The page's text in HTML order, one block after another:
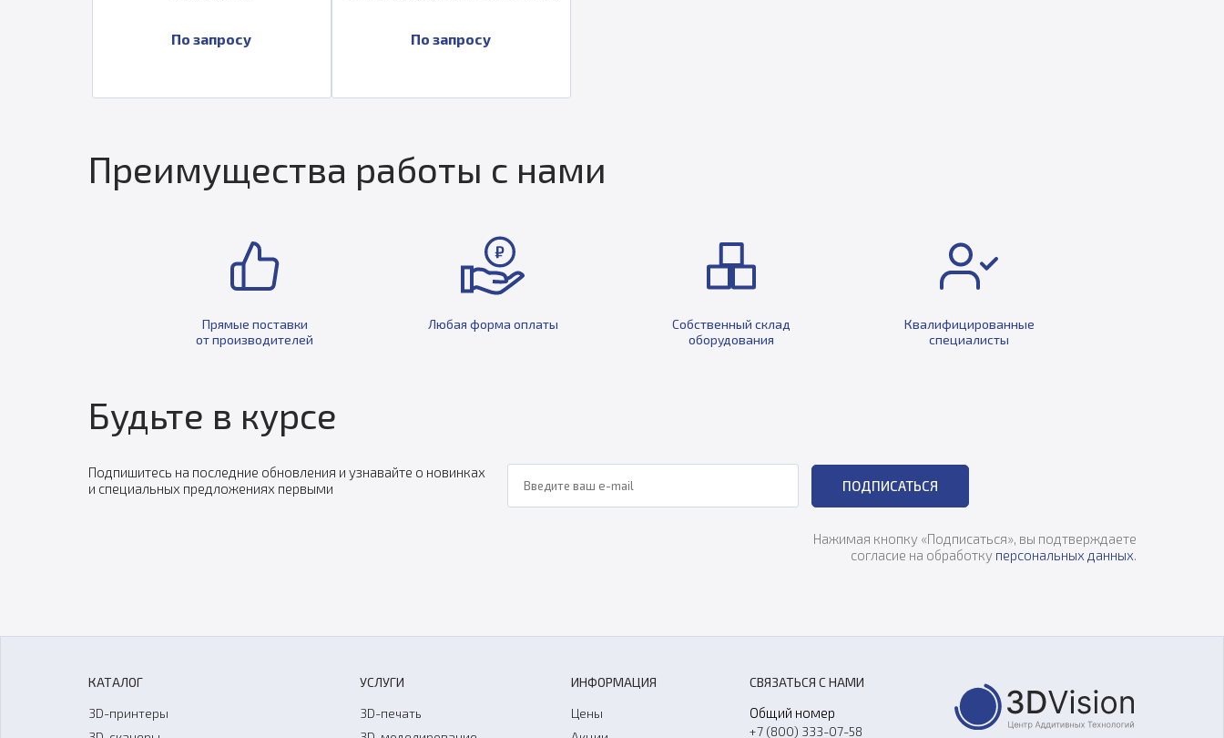
По запросу По запросу
Преимущества работы с нами
Прямые поставки
от производителей
Любая форма оплаты
Собственный склад
оборудования
Квалифицированные
специалисты
Будьте в курсе
Подпишитесь на последние обновления и узнавайте о новинках
и специальных предложениях первыми
ПОДПИСАТЬСЯ
Нажимая кнопку «Подписаться», вы подтверждаете
согласие на обработку персональных данных.
КАТАЛОГ
3D-принтеры
УСЛУГИ
3D-печать
ИНФОРМАЦИЯ
Цены
СВЯЗАТЬСЯ С НАМИ
Общий номер
+7 (800) 333-07-58